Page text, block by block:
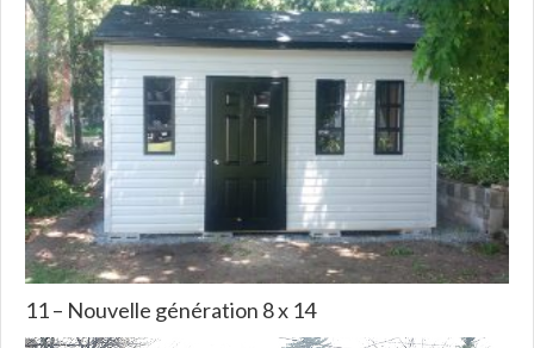
11 – Nouvelle génération 8 x 14